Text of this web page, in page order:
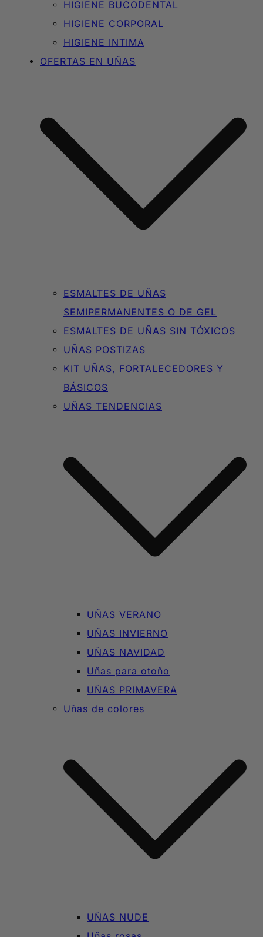
HIGIENE BUCODENTAL
HIGIENE CORPORAL
HIGIENE INTIMA
OFERTAS EN UÑAS
ESMALTES DE UÑAS
SEMIPERMANENTES O DE GEL
ESMALTES DE UÑAS SIN TÓXICOS
UÑAS POSTIZAS
KIT UÑAS, FORTALECEDORES Y
BÁSICOS
UÑAS TENDENCIAS
UÑAS VERANO
UÑAS INVIERNO
UÑAS NAVIDAD
Uñas para otoño
UÑAS PRIMAVERA
Uñas de colores
UÑAS NUDE